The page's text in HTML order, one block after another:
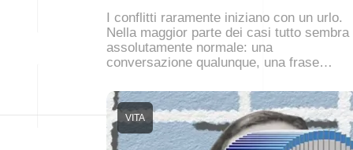
I conflitti raramente iniziano con un urlo.
Nella maggior parte dei casi tutto sembra
assolutamente normale: una
conversazione qualunque, una frase…
VITA